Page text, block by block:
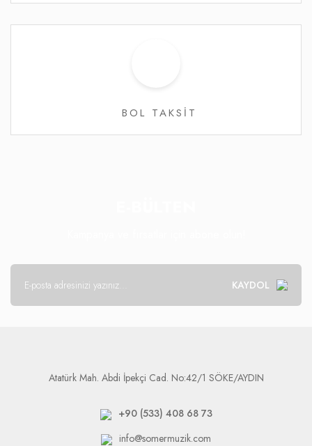
BOL TAKSİT
KAYDOL
Atatürk Mah. Abdi İpekçi Cad. No:42/1 SÖKE/AYDIN
+90 (533) 408 68 73
info@somermuzik.com